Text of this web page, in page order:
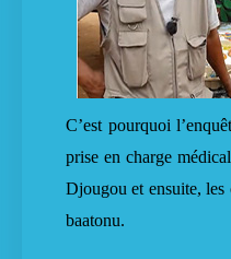
C’est pourquoi
prise en charge
Djougou et ensuite, les
baatonu.